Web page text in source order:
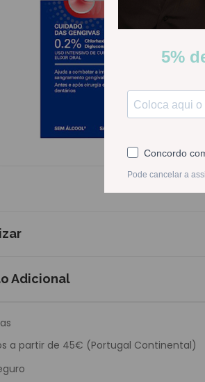
Adicional
a partir de 45€ (Portugal Continental)